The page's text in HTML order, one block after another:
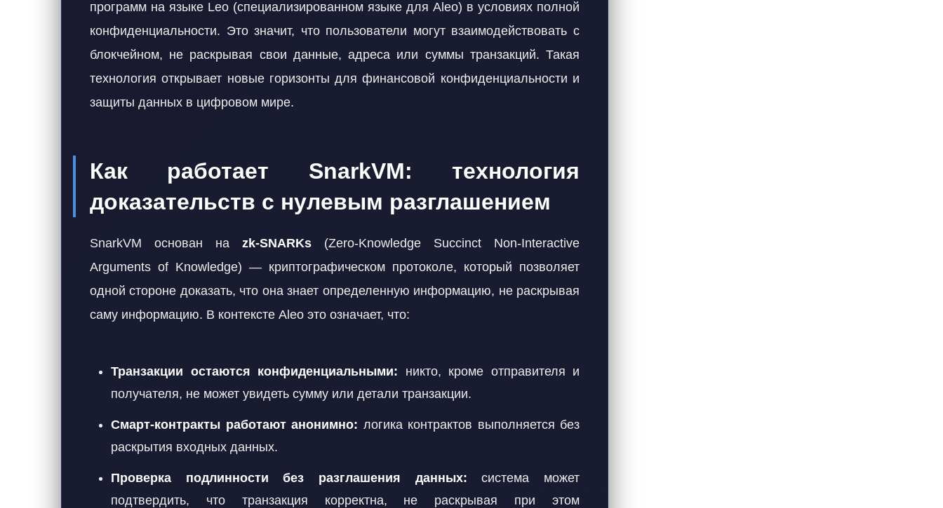
программ на языке Leo (специализированном языке для Aleo) в условиях полной
конфиденциальности. Это значит, что пользователи могут взаимодействовать с
блокчейном, не раскрывая свои данные, адреса или суммы транзакций. Такая
технология открывает новые горизонты для финансовой конфиденциальности и
защиты данных в цифровом мире.
Как работает SnarkVM: технология
доказательств с нулевым разглашением
SnarkVM основан на zk-SNARKs (Zero-Knowledge Succinct Non-Interactive
Arguments of Knowledge) — криптографическом протоколе, который позволяет
одной стороне доказать, что она знает определенную информацию, не раскрывая
саму информацию. В контексте Aleo это означает, что:
Транзакции остаются конфиденциальными: никто, кроме отправителя и
получателя, не может увидеть сумму или детали транзакции.
Смарт-контракты работают анонимно: логика контрактов выполняется без
раскрытия входных данных.
Проверка подлинности без разглашения данных: система может
подтвердить, что транзакция корректна, не раскрывая при этом